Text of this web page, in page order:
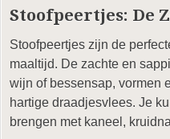
Stoofpeertjes: De
Stoofpeertjes zijn de
maaltijd. De zachte en
wijn of bessensap, vormen
hartige draadjesvlees. Je
brengen met kaneel,